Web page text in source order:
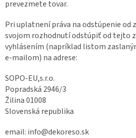
prevezmete tovar.
Pri uplatnení práva na odstúpenie od
svojom rozhodnutí odstúpiť od tejto
vyhlásením (napríklad listom
e-mailom) na adrese:
SOPO-EU,s.r.o.
Popradská 2946/3
Žilina 01008
Slovenská republika
email: info@dekoreso.sk